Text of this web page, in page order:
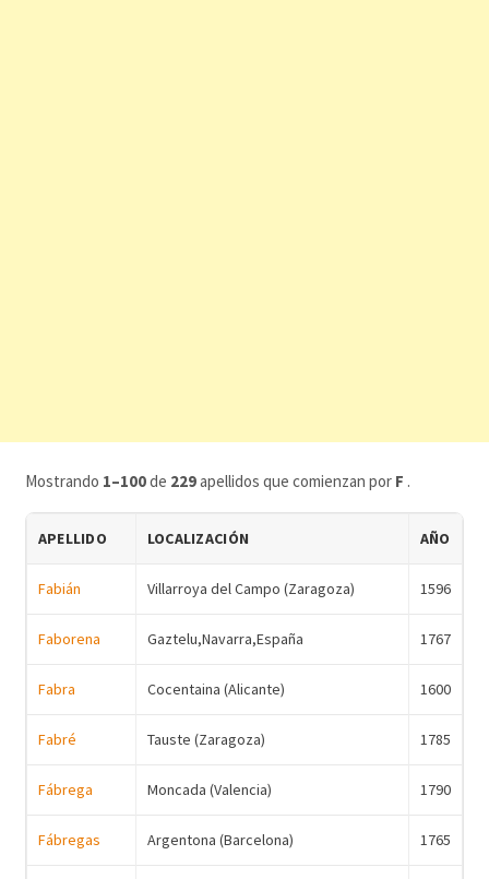
Mostrando 1–100de 229apellidos que comienzan por F .
APELLIDO LOCALIZACIÓN AÑO
Fabián Villarroya del Campo (Zaragoza) 1596
Faborena Gaztelu,Navarra,España 1767
Fabra Cocentaina (Alicante) 1600
Fabré Tauste (Zaragoza) 1785
Fábrega Moncada (Valencia) 1790
Fábregas Argentona (Barcelona) 1765